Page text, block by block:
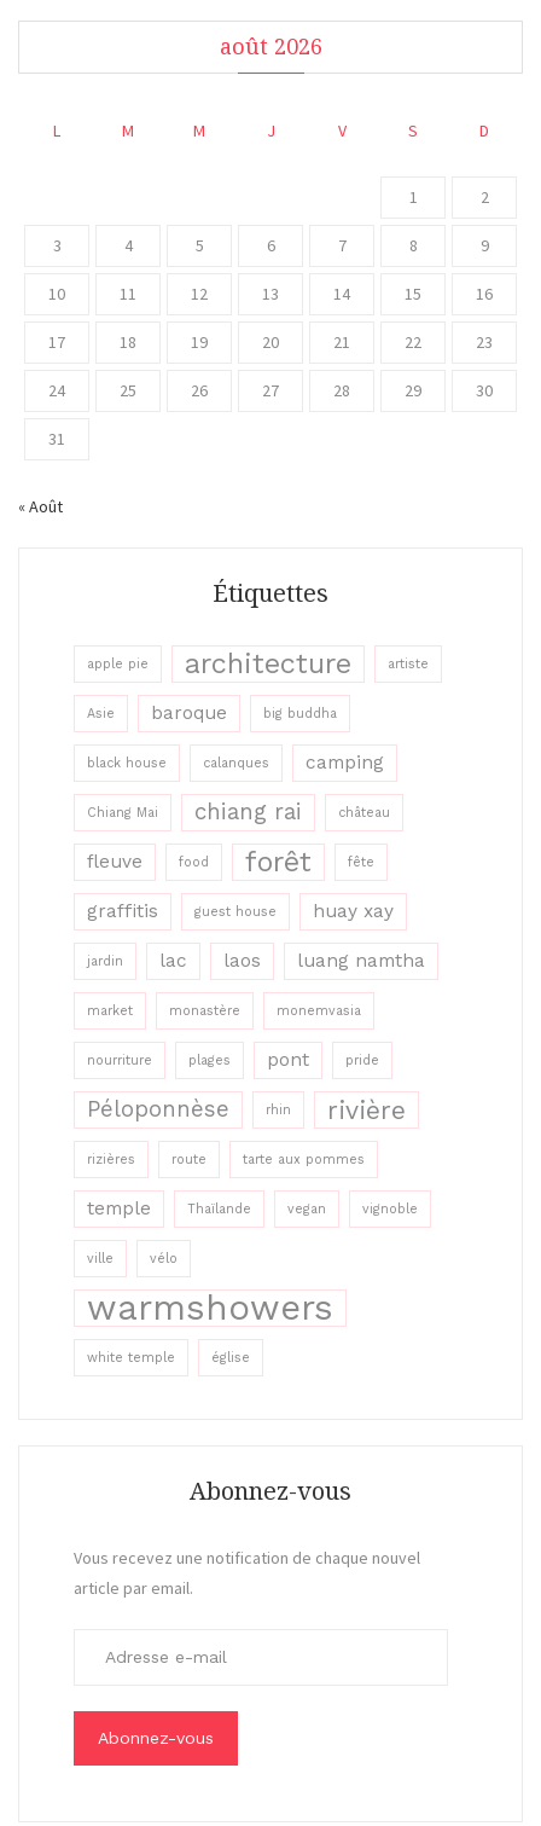
août 2026
L M M J V S D
1 2
3 4 5 6 7 8 9
10 11 12 13 14 15 16
17 18 19 20 21 22 23
24 25 26 27 28 29 30
31
« Août
Étiquettes
apple pie architecture artiste
Asie baroque big buddha
black house calanques camping
Chiang Mai chiang rai château
fleuve food forêt fête
graffitis guest house huay xay
jardin lac laos luang namtha
market monastère monemvasia
nourriture plages pont pride
Péloponnèse rhin rivière
rizières route tarte aux pommes
temple Thaïlande vegan vignoble
ville vélo
warmshowers
white temple église
Abonnez-vous
Vous recevez une notification de chaque nouvel
article par email.
s